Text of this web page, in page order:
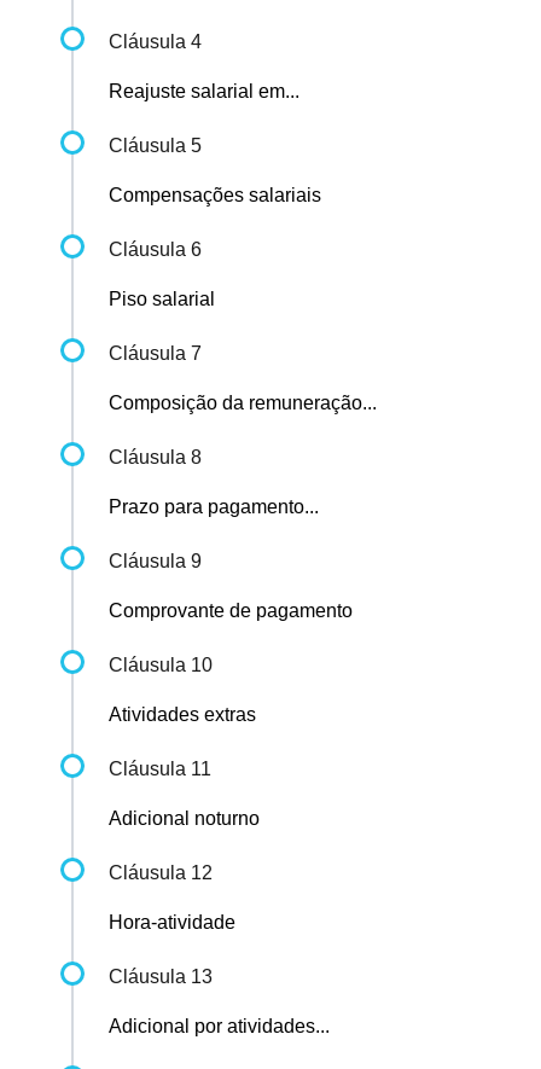
Cláusula 4
Reajuste salarial em...
Cláusula 5
Compensações salariais
Cláusula 6
Piso salarial
Cláusula 7
Composição da remuneração...
Cláusula 8
Prazo para pagamento...
Cláusula 9
Comprovante de pagamento
Cláusula 10
Atividades extras
Cláusula 11
Adicional noturno
Cláusula 12
Hora-atividade
Cláusula 13
Adicional por atividades...